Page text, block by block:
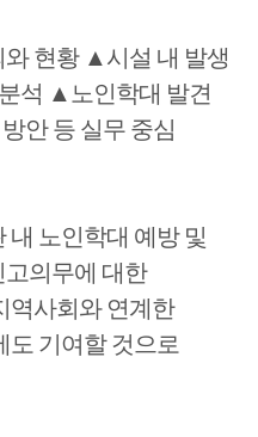
와 현황 ▲ 시설 내 발생
분석 ▲ 노인학대 발견
안 등 실무 중심
내 노인학대 예방 및
의무에 대한
역사회와 연계한
도 기여할 것으로